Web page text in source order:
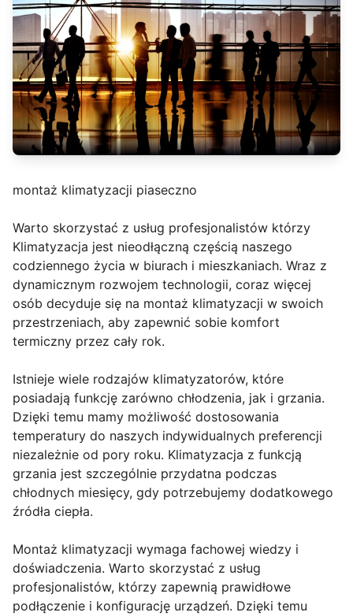
montaż klimatyzacji piaseczno
Warto skorzystać z usług profesjonalistów którzy
Klimatyzacja jest nieodłączną częścią naszego
codziennego życia w biurach i mieszkaniach. Wraz z
dynamicznym rozwojem technologii, coraz więcej
osób decyduje się na montaż klimatyzacji w swoich
przestrzeniach, aby zapewnić sobie komfort
termiczny przez cały rok.
Istnieje wiele rodzajów klimatyzatorów, które
posiadają funkcję zarówno chłodzenia, jak i grzania.
Dzięki temu mamy możliwość dostosowania
temperatury do naszych indywidualnych preferencji
niezależnie od pory roku. Klimatyzacja z funkcją
grzania jest szczególnie przydatna podczas
chłodnych miesięcy, gdy potrzebujemy dodatkowego
źródła ciepła.
Montaż klimatyzacji wymaga fachowej wiedzy i
doświadczenia. Warto skorzystać z usług
profesjonalistów, którzy zapewnią prawidłowe
podłączenie i konfigurację urządzeń. Dzięki temu